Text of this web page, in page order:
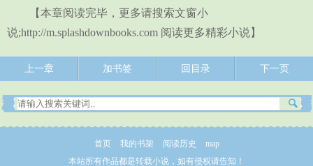
【本章阅读完毕，更多请搜索文窗小
说;http://m.splashdownbooks.com 阅读更多精彩小说】
上一章 加书签 回目录 下一页
首页 我的书架 阅读历史
map
本站所有作品都是转载小说，如有侵权请告知！